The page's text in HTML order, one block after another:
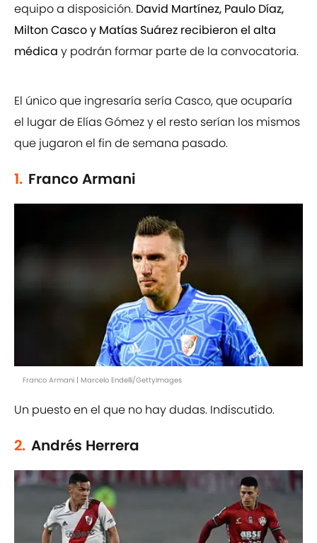
equipo a disposición. David Martínez, Paulo Díaz,
Milton Casco y Matías Suárez recibieron el alta
médica y podrán formar parte de la convocatoria.
El único que ingresaría sería Casco, que ocuparía
el lugar de Elías Gómez y el resto serían los mismos
que jugaron el fin de semana pasado.
1. Franco Armani
Franco Armani | Marcelo Endelli/GettyImages
Un puesto en el que no hay dudas. Indiscutido.
2. Andrés Herrera